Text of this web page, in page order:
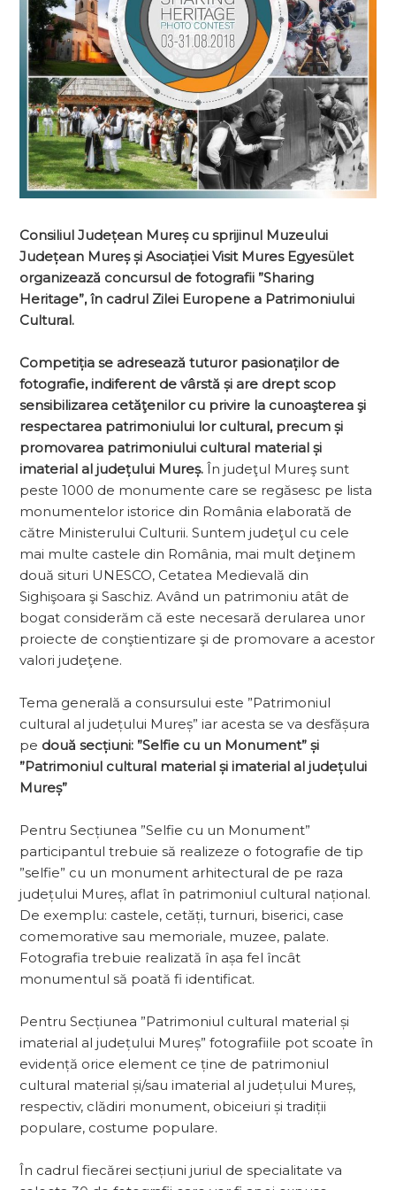
Consiliul Județean Mureș cu sprijinul Muzeului
Județean Mureș și Asociației Visit Mures Egyesület
organizează concursul de fotografii ”Sharing
Heritage”, în cadrul Zilei Europene a Patrimoniului
Cultural.
Competiția se adresează tuturor pasionaților de
fotografie, indiferent de vârstă și are drept scop
sensibilizarea cetăţenilor cu privire la cunoaşterea şi
respectarea patrimoniului lor cultural, precum și
promovarea patrimoniului cultural material și
imaterial al județului Mureș.În judeţul Mureş sunt
peste 1000 de monumente care se regăsesc pe lista
monumentelor istorice din România elaborată de
către Ministerului Culturii. Suntem judeţul cu cele
mai multe castele din România, mai mult deţinem
două situri UNESCO, Cetatea Medievală din
Sighişoara şi Saschiz. Având un patrimoniu atât de
bogat considerăm că este necesară derularea unor
proiecte de conştientizare şi de promovare a acestor
valori judeţene.
Tema generală a consursului este ”Patrimoniul
cultural al județului Mureș” iar acesta se va desfășura
pe două secțiuni: ”Selfie cu un Monument” și
”Patrimoniul cultural material și imaterial al județului
Mureș”
Pentru Secțiunea ”Selfie cu un Monument”
participantul trebuie să realizeze o fotografie de tip
”selfie” cu un monument arhitectural de pe raza
județului Mureș, aflat în patrimoniul cultural național.
De exemplu: castele, cetăți, turnuri, biserici, case
comemorative sau memoriale, muzee, palate.
Fotografia trebuie realizată în așa fel încât
monumentul să poată fi identificat.
Pentru Secțiunea ”Patrimoniul cultural material și
imaterial al județului Mureș” fotografiile pot scoate în
evidență orice element ce ține de patrimoniul
cultural material și/sau imaterial al județului Mureș,
respectiv, clădiri monument, obiceiuri și tradiții
populare, costume populare.
În cadrul fiecărei secțiuni juriul de specialitate va